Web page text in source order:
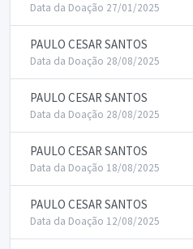
Data da Doação 27/01/2025
PAULO CESAR SANTOS
Data da Doação 28/08/2025
PAULO CESAR SANTOS
Data da Doação 28/08/2025
PAULO CESAR SANTOS
Data da Doação 18/08/2025
PAULO CESAR SANTOS
Data da Doação 12/08/2025